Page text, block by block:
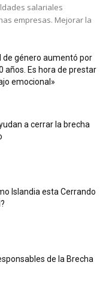
salariales
empresas. Mejorar la
de género aumentó por
años. Es hora de prestar
emocional»
a cerrar la brecha
Islandia esta Cerrando
de la Brecha